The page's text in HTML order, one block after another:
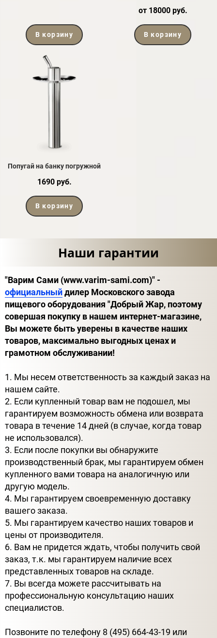
В корзину
от 18000 руб.
В корзину
Попугай на банку погружной
1690 руб.
В корзину
Наши гарантии
"Варим Сами (www.varim-sami.com)" -
официальныйдилер Московского завода
пищевого оборудования "Добрый Жар, поэтому
совершая покупку в нашем интернет-магазине,
Вы можете быть уверены в качестве наших
товаров, максимально выгодных ценах и
грамотном обслуживании!
1. Мы несем ответственность за каждый заказ на
нашем сайте.
2. Если купленный товар вам не подошел, мы
гарантируем возможность обмена или возврата
товара в течение 14 дней (в случае, когда товар
не использовался).
3. Если после покупки вы обнаружите
производственный брак, мы гарантируем обмен
купленного вами товара на аналогичную или
другую модель.
4. Мы гарантируем своевременную доставку
вашего заказа.
5. Мы гарантируем качество наших товаров и
цены от производителя.
6. Вам не придется ждать, чтобы получить свой
заказ, т.к. мы гарантируем наличие всех
представленных товаров на складе.
7. Вы всегда можете рассчитывать на
профессиональную консультацию наших
специалистов.
Позвоните по телефону 8 (495) 664-43-19 или